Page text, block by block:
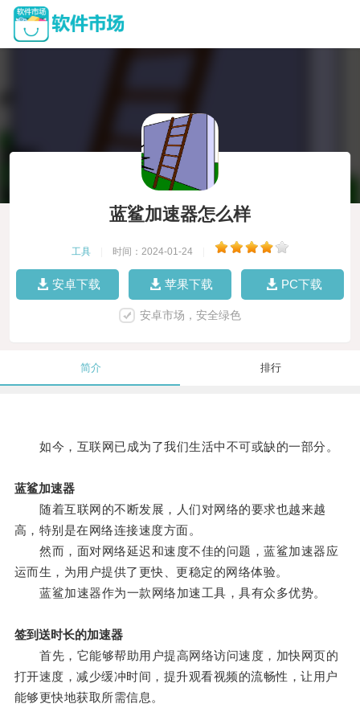
蓝鲨加速器怎么样
工具 时间：2024-01-24
安卓下载 苹果下载 PC下载
安卓市场，安全绿色
简介 排行
如今，互联网已成为了我们生活中不可或缺的一部分。
蓝鲨加速器
随着互联网的不断发展，人们对网络的要求也越来越
高，特别是在网络连接速度方面。
然而，面对网络延迟和速度不佳的问题，蓝鲨加速器应
运而生，为用户提供了更快、更稳定的网络体验。
蓝鲨加速器作为一款网络加速工具，具有众多优势。
签到送时长的加速器
首先，它能够帮助用户提高网络访问速度，加快网页的
打开速度，减少缓冲时间，提升观看视频的流畅性，让用户
能够更快地获取所需信息。